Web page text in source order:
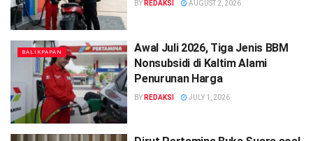
BY REDAKSI AUGUST 2, 2026
BALIKPAPAN
Awal Juli 2026, Tiga Jenis BBM
Nonsubsidi di Kaltim Alami
Penurunan Harga
BY REDAKSI JULY 1, 2026